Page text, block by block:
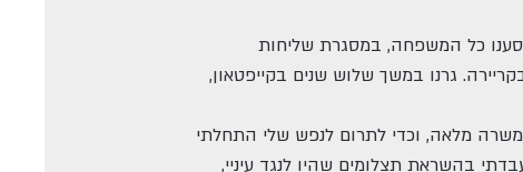
כל המשפחה, במסגרת שליחות
גרנו במשך שלוש שנים בקייפטאון,
מלאה, וכדי לתרום לנפש שלי התחלתי
בהשראת תצלומים שהיו לנגד עיניי,